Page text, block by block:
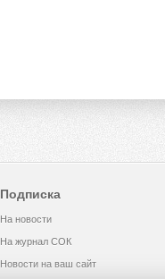
Подписка
На новости
На журнал СОК
Новости на ваш сайт